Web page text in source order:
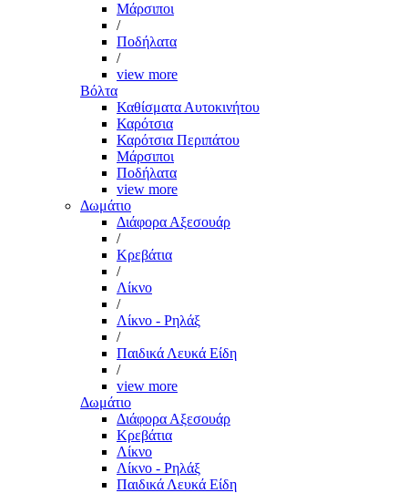
Μάρσιποι
/
Ποδήλατα
/
view more
Βόλτα
Καθίσματα Αυτοκινήτου
Καρότσια
Καρότσια Περιπάτου
Μάρσιποι
Ποδήλατα
view more
Δωμάτιο
Διάφορα Αξεσουάρ
/
Κρεβάτια
/
Λίκνο
/
Λίκνο - Ρηλάξ
/
Παιδικά Λευκά Είδη
/
view more
Δωμάτιο
Διάφορα Αξεσουάρ
Κρεβάτια
Λίκνο
Λίκνο - Ρηλάξ
Παιδικά Λευκά Είδη